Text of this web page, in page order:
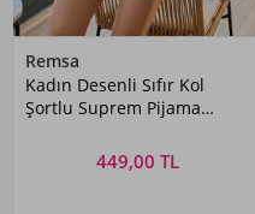
Remsa
Kadın Desenli Sıfır Kol
Şortlu Suprem Pijama
449,00 TL